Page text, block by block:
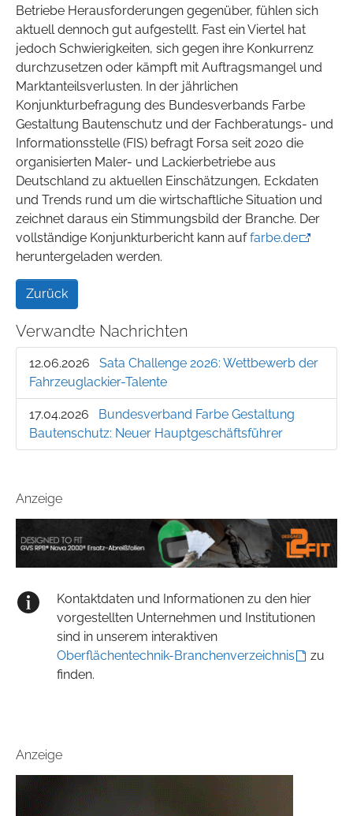
Betriebe Herausforderungen gegenüber, fühlen sich
aktuell dennoch gut aufgestellt. Fast ein Viertel hat
jedoch Schwierigkeiten, sich gegen ihre Konkurrenz
durchzusetzen oder kämpft mit Auftragsmangel und
Marktanteilsverlusten. In der jährlichen
Konjunkturbefragung des Bundesverbands Farbe
Gestaltung Bautenschutz und der Fachberatungs- und
Informationsstelle (FIS) befragt Forsa seit 2020 die
organisierten Maler- und Lackierbetriebe aus
Deutschland zu aktuellen Einschätzungen, Eckdaten
und Trends rund um die wirtschaftliche Situation und
zeichnet daraus ein Stimmungsbild der Branche. Der
vollständige Konjunkturbericht kann auffarbe.de
heruntergeladen werden.
Zurück
Verwandte Nachrichten
12.06.2026
Sata Challenge 2026: Wettbewerb der
Fahrzeuglackier-Talente
17.04.2026
Bundesverband Farbe Gestaltung
Bautenschutz: Neuer Hauptgeschäftsführer
Anzeige
Kontaktdaten und Informationen zu den hier
vorgestellten Unternehmen und Institutionen
sind in unserem interaktiven
Oberflächentechnik-Branchenverzeichnis
zu
finden.
Anzeige